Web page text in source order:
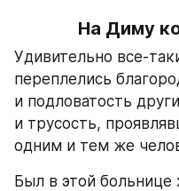
На Диму
Удивительно все-
переплелись
и подловатость
и трусость,
одним и тем же
Был в этой больнице